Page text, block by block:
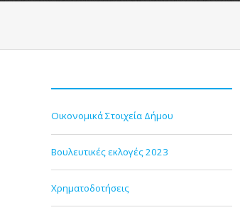
Οικονομικά Στοιχεία Δήμου
Βουλευτικές εκλογές 2023
Χρηματοδοτήσεις